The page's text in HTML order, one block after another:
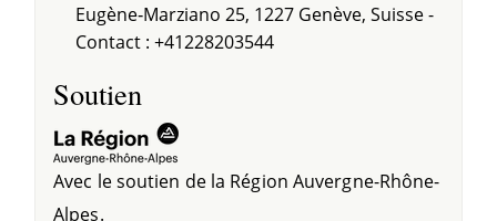
Eugène‐Marziano 25, 1227 Genève, Suisse -
Contact : +41228203544
Soutien
Avec le soutien de la Région Auvergne-Rhône-
Alpes.